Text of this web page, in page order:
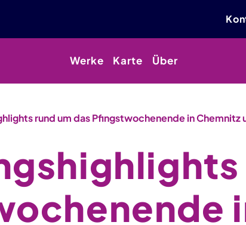
Werke Karte Über
rund um das Pfingstwochenende in Chemnitz